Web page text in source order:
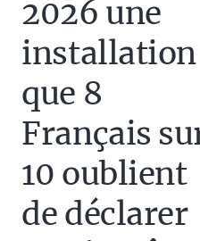
2026 une
installation
que 8
Français
10 oublient
de déclarer